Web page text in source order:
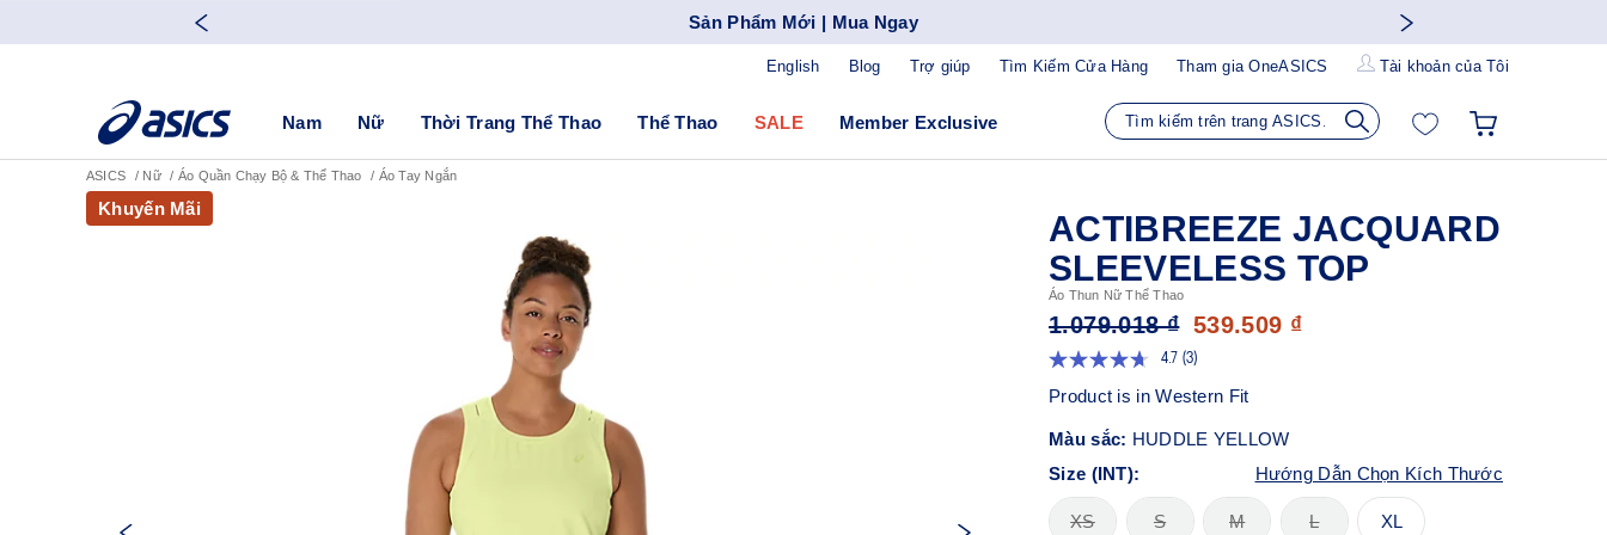
Sản Phẩm Mới | Mua Ngay
Blog Trợ giúp Tìm Kiếm Cửa Hàng Tham gia OneASICS Tài khoản của Tôi
English
Nam Nữ Thời Trang Thể Thao Thể Thao SALE Member Exclusive
ASICS Nữ Áo Quần Chạy Bộ & Thể Thao Áo Tay Ngắn
Khuyến Mãi
ACTIBREEZE JACQUARD
SLEEVELESS TOP
Áo Thun Nữ Thể Thao
1.079.018 ₫ 539.509 ₫
4.7 Đọc
3
đánh
Liên
tương
tự.
(3)
Product is in Western Fit
Màu sắc: HUDDLE YELLOW
Size (INT):
Hướng Dẫn Chọn Kích Thước
XS S M L XL